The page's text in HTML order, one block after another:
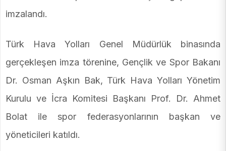
imzalandı.
Türk Hava Yolları Genel Müdürlük binasında
gerçekleşen imza törenine, Gençlik ve Spor Bakanı
Dr. Osman Aşkın Bak, Türk Hava Yolları Yönetim
Kurulu ve İcra Komitesi Başkanı Prof. Dr. Ahmet
Bolat ile spor federasyonlarının başkan ve
yöneticileri katıldı.